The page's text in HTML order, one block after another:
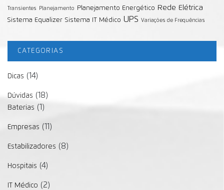
Transientes Planejamento Planejamento Energético Rede Elétrica
Sistema Equalizer Sistema IT Médico UPS Variações de Frequências
CATEGORIAS
Dicas (14)
Dúvidas (18)
Baterias (1)
Empresas (11)
Estabilizadores (8)
Hospitais (4)
IT Médico (2)